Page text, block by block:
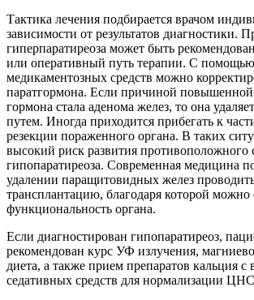
Тактика лечения подбирается врачом
зависимости от результатов диагностики.
гиперпаратиреоза может быть
или оперативный путь терапии. С помощью
медикаментозных средств можно
паратгормона. Если причиной
гормона стала аденома желез, то она
путем. Иногда приходится прибегать к
резекции пораженного органа. В таких
высокий риск развития противоположного
гипопаратиреоза. Современная медицина
удалении паращитовидных желез
трансплантацию, благодаря которой можно
функциональность органа.
Если диагностирован гипопаратиреоз,
рекомендован курс УФ излучения,
диета, а также прием препаратов кальция
седативных средств для нормализации